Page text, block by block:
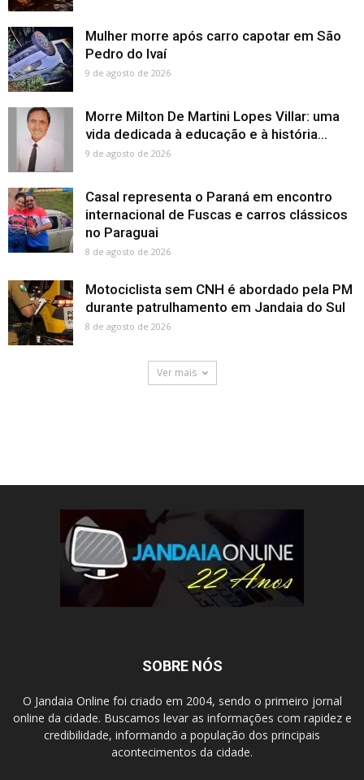
Mulher morre após carro capotar em São
Pedro do Ivaí
9 de agosto de 2026
Morre Milton De Martini Lopes Villar: uma
vida dedicada à educação e à história...
9 de agosto de 2026
Casal representa o Paraná em encontro
internacional de Fuscas e carros clássicos
no Paraguai
8 de agosto de 2026
Motociclista sem CNH é abordado pela PM
durante patrulhamento em Jandaia do Sul
8 de agosto de 2026
Ver mais
SOBRE NÓS
O Jandaia Online foi criado em 2004, sendo o primeiro jornal
online da cidade. Buscamos levar as informações com rapidez e
credibilidade, informando a população dos principais
acontecimentos da cidade.